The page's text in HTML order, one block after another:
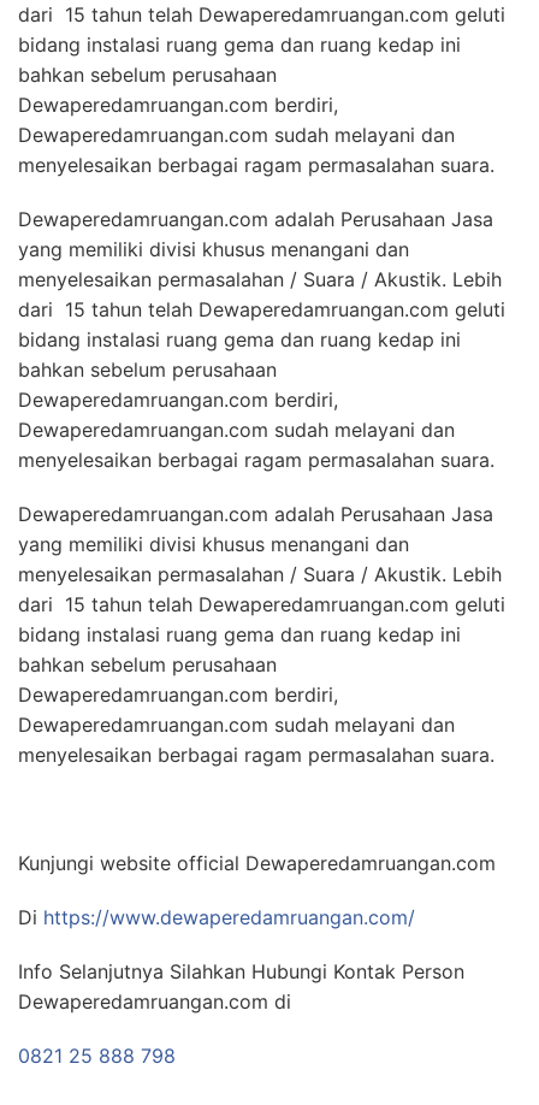
dari 15 tahun telah Dewaperedamruangan.com geluti
bidang instalasi ruang gema dan ruang kedap ini
bahkan sebelum perusahaan
Dewaperedamruangan.com berdiri,
Dewaperedamruangan.com sudah melayani dan
menyelesaikan berbagai ragam permasalahan suara.
Dewaperedamruangan.com adalah Perusahaan Jasa
yang memiliki divisi khusus menangani dan
menyelesaikan permasalahan / Suara / Akustik. Lebih
dari 15 tahun telah Dewaperedamruangan.com geluti
bidang instalasi ruang gema dan ruang kedap ini
bahkan sebelum perusahaan
Dewaperedamruangan.com berdiri,
Dewaperedamruangan.com sudah melayani dan
menyelesaikan berbagai ragam permasalahan suara.
Dewaperedamruangan.com adalah Perusahaan Jasa
yang memiliki divisi khusus menangani dan
menyelesaikan permasalahan / Suara / Akustik. Lebih
dari 15 tahun telah Dewaperedamruangan.com geluti
bidang instalasi ruang gema dan ruang kedap ini
bahkan sebelum perusahaan
Dewaperedamruangan.com berdiri,
Dewaperedamruangan.com sudah melayani dan
menyelesaikan berbagai ragam permasalahan suara.
Kunjungi website official Dewaperedamruangan.com
Di https://www.dewaperedamruangan.com/
Info Selanjutnya Silahkan Hubungi Kontak Person
Dewaperedamruangan.com di
0821 25 888 798